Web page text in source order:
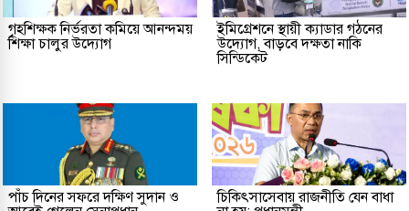
গৃহশিক্ষক নির্ভরতা কমিয়ে আনন্দময়
শিক্ষা চালুর উদ্যোগ
ইমিগ্রেশনে স্থায়ী ক্যাডার গঠনের
উদ্যোগ, বাড়বে দক্ষতা নাকি
সিন্ডিকেট
পাঁচ দিনের সফরে দক্ষিণ সুদান ও
চিকিৎসাসেবায় রাজনীতি যেন বাধা